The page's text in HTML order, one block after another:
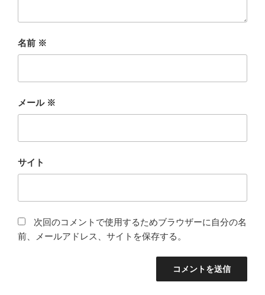
名前 ※
メール ※
サイト
次回のコメントで使用するためブラウザーに自分の名
前、メールアドレス、サイトを保存する。